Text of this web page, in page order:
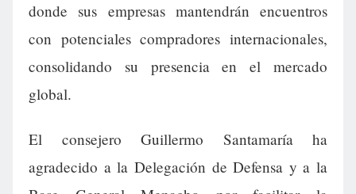
donde sus empresas mantendrán encuentros
con potenciales compradores internacionales,
consolidando su presencia en el mercado
global.
El consejero Guillermo Santamaría ha
agradecido a la Delegación de Defensa y a la